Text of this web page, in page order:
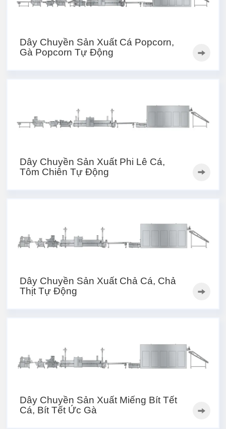
Dây Chuyền Sản Xuất Cá Popcorn,
Gà Popcorn Tự Động
Dây Chuyền Sản Xuất Phi Lê Cá,
Tôm Chiên Tự Động
Dây Chuyền Sản Xuất Chả Cá, Chả
Thịt Tự Động
Dây Chuyền Sản Xuất Miếng Bít Tết
Cá, Bít Tết Ức Gà